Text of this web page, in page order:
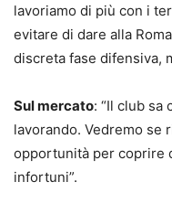
lavoriamo di più con i
evitare di dare alla
discreta fase difensiva,
Sul mercato: “Il club sa
lavorando. Vedremo se
opportunità per coprire
infortuni”.